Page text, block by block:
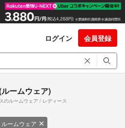
ログイン 会員登録
ームウェア)
のルームウェア / レディース
ルームウェア